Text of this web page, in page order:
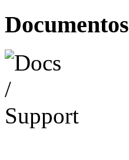
Documentos